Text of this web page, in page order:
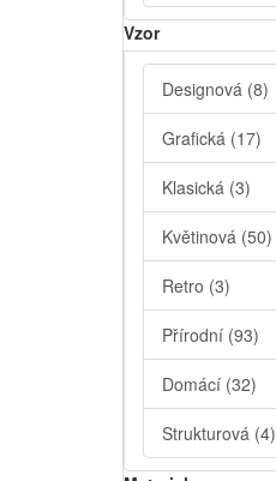
Vzor
Designová (8)
Grafická (17)
Klasická (3)
Květinová (50)
Retro (3)
Přírodní (93)
Domácí (32)
Strukturová (4)